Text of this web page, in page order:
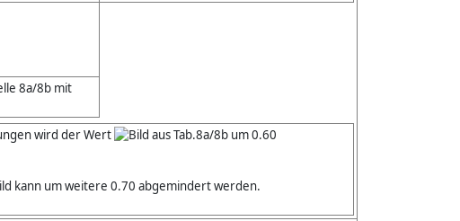
8a/8b mit
wird der Wert
aus Tab.8a/8b um 0.60
kann um weitere 0.70 abgemindert werden.